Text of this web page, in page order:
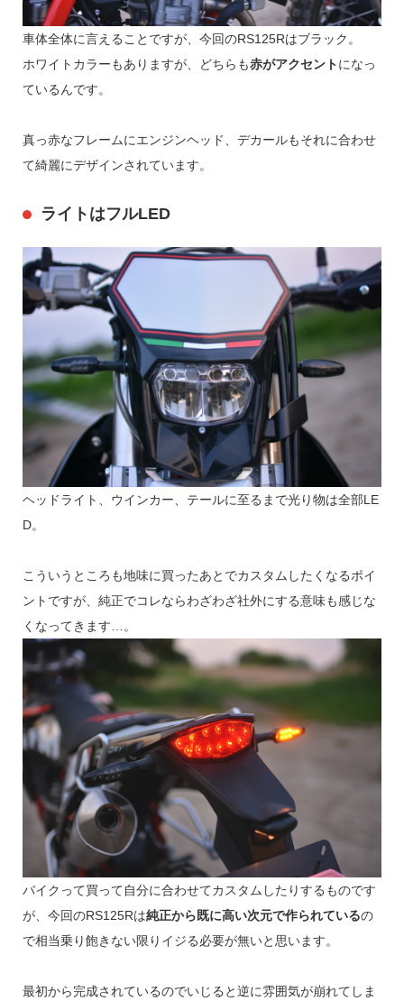
車体全体に言えることですが、今回のRS125Rはブラック。
ホワイトカラーもありますが、どちらも赤がアクセントになっ
ているんです。
真っ赤なフレームにエンジンヘッド、デカールもそれに合わせ
て綺麗にデザインされています。
ライトはフルLED
ヘッドライト、ウインカー、テールに至るまで光り物は全部LE
D。
こういうところも地味に買ったあとでカスタムしたくなるポイ
ントですが、純正でコレならわざわざ社外にする意味も感じな
くなってきます…。
バイクって買って自分に合わせてカスタムしたりするものです
が、今回のRS125Rは純正から既に高い次元で作られているの
で相当乗り飽きない限りイジる必要が無いと思います。
最初から完成されているのでいじると逆に雰囲気が崩れてしま